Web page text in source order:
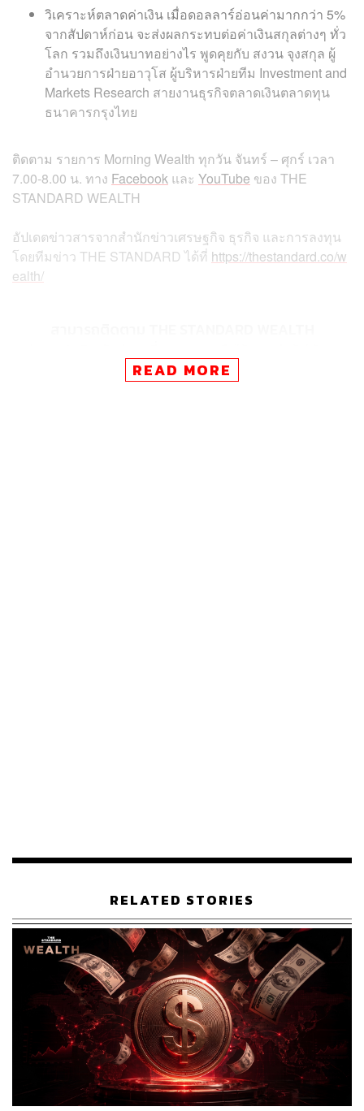
วิเคราะห์ตลาดค่าเงิน เมื่อดอลลาร์อ่อนค่ามากกว่า 5%
จากสัปดาห์ก่อน จะส่งผลกระทบต่อค่าเงินสกุลต่างๆ ทั่ว
โลก รวมถึงเงินบาทอย่างไร พูดคุยกับ สงวน จุงสกุล ผู้
อำนวยการฝ่ายอาวุโส ผู้บริหารฝ่ายทีม Investment and
Markets Research สายงานธุรกิจตลาดเงินตลาดทุน
ธนาคารกรุงไทย
ติดตาม รายการ Morning Wealth ทุกวัน จันทร์ – ศุกร์ เวลา
7.00-8.00 น. ทาง Facebook และ YouTube ของ THE
STANDARD WEALTH
อัปเดตข่าวสารจากสำนักข่าวเศรษฐกิจ ธุรกิจ และการลงทุน
โดยทีมข่าว THE STANDARDได้ที่ https://thestandard.co/w
ealth/
READ MORE
RELATED STORIES